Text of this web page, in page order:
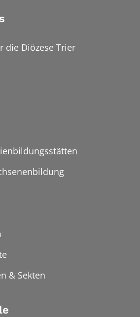
die Diözese Trier
& Sekten